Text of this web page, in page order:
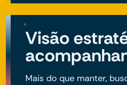
Visão
Mais do que manter,